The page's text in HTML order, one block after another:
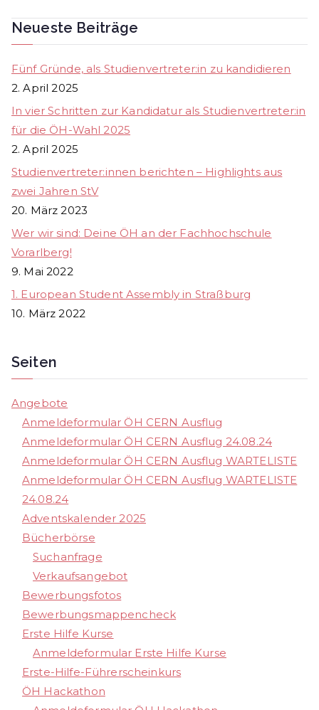
Neueste Beiträge
Fünf Gründe, als Studienvertreter:in zu kandidieren
2. April 2025
In vier Schritten zur Kandidatur als Studienvertreter:in
für die ÖH-Wahl 2025
2. April 2025
Studienvertreter:innen berichten – Highlights aus
zwei Jahren StV
20. März 2023
Wer wir sind: Deine ÖH an der Fachhochschule
Vorarlberg!
9. Mai 2022
1. European Student Assembly in Straßburg
10. März 2022
Seiten
Angebote
Anmeldeformular ÖH CERN Ausflug
Anmeldeformular ÖH CERN Ausflug 24.08.24
Anmeldeformular ÖH CERN Ausflug WARTELISTE
Anmeldeformular ÖH CERN Ausflug WARTELISTE
24.08.24
Adventskalender 2025
Bücherbörse
Suchanfrage
Verkaufsangebot
Bewerbungsfotos
Bewerbungsmappencheck
Erste Hilfe Kurse
Anmeldeformular Erste Hilfe Kurse
Erste-Hilfe-Führerscheinkurs
ÖH Hackathon